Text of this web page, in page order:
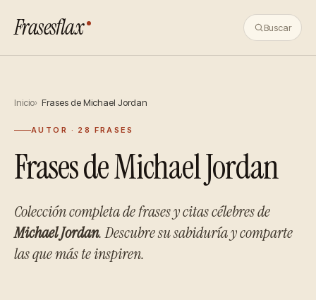
Frasesflax Buscar
Inicio Frases de Michael Jordan
AUTOR · 28 FRASES
Frases de Michael Jordan
Colección completa de frases y citas célebres de
Michael Jordan. Descubre su sabiduría y comparte
las que más te inspiren.